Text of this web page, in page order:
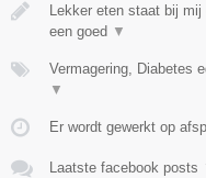
Lekker eten staat bij
een goed ▼
Vermagering, Diabetes
▼
Er wordt gewerkt op
Laatste facebook posts